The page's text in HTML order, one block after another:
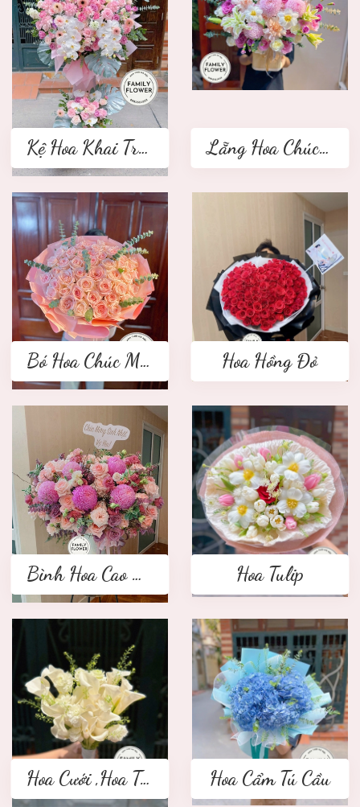
Kệ Hoa Khai Trương 2 tầng Lẵng Hoa Chúc Mừng
Bó Hoa Chúc Mừng Hoa Hồng Đỏ
Bình Hoa Cao Cấp Hoa Tulip
Hoa Cưới ,Hoa Tay Cầm Cô Dâu Hoa Cẩm Tú Cầu